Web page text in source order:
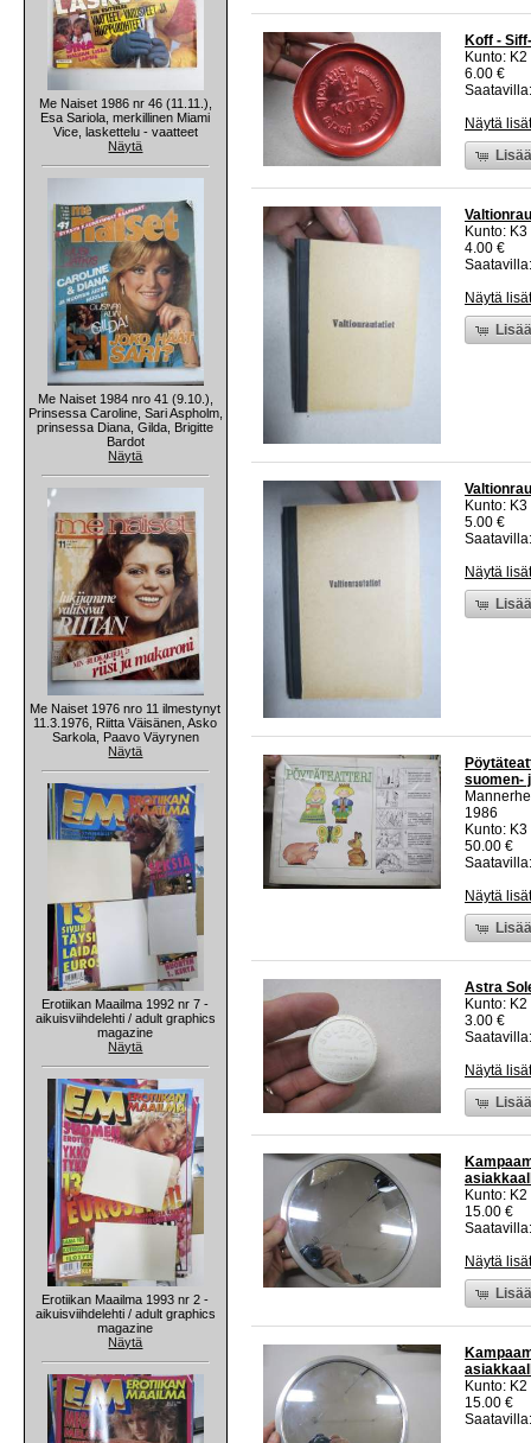
Me Naiset 1986 nr 46 (11.11.),
Esa Sariola, merkillinen Miami
Vice, laskettelu - vaatteet
Näytä
Me Naiset 1984 nro 41 (9.10.),
Prinsessa Caroline, Sari Aspholm,
prinsessa Diana, Gilda, Brigitte
Bardot
Näytä
Me Naiset 1976 nro 11 ilmestynyt
11.3.1976, Riitta Väisänen, Asko
Sarkola, Paavo Väyrynen
Näytä
Erotiikan Maailma 1992 nr 7 -
aikuisviihdelehti / adult graphics
magazine
Näytä
Erotiikan Maailma 1993 nr 2 -
aikuisviihdelehti / adult graphics
magazine
Näytä
Koff -
Kunto:
6.00 €
Näytä
Kunto:
4.00 €
Näytä
Kunto:
5.00 €
Näytä
suomen-
1986
Kunto:
50.00 €
Näytä
Astra
Kunto:
3.00 €
Näytä
Kunto:
15.00 €
Näytä
Kunto:
15.00 €